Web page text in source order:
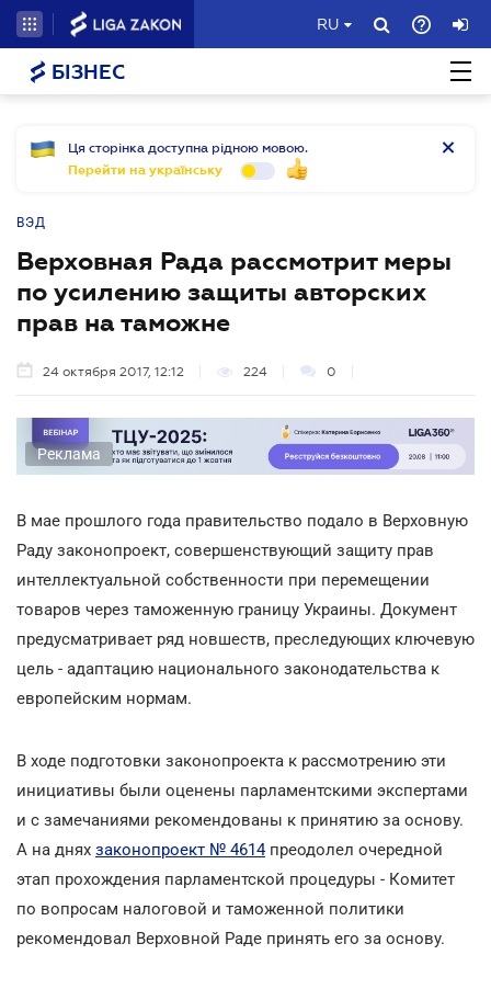
RU
БІЗНЕС
Ця сторінка доступна рідною мовою.
Перейти на українську
ВЭД
Верховная Рада рассмотрит меры
по усилению защиты авторских
прав на таможне
24 октября 2017, 12:12 224 0
Реклама
В мае прошлого года правительство подало в Верховную
Раду законопроект, совершенствующий защиту прав
интеллектуальной собственности при перемещении
товаров через таможенную границу Украины. Документ
предусматривает ряд новшеств, преследующих ключевую
цель - адаптацию национального законодательства к
европейским нормам.
В ходе подготовки законопроекта к рассмотрению эти
инициативы были оценены парламентскими экспертами
и с замечаниями рекомендованы к принятию за основу.
А на днях законопроект № 4614преодолел очередной
этап прохождения парламентской процедуры - Комитет
по вопросам налоговой и таможенной политики
рекомендовал Верховной Раде принять его за основу.